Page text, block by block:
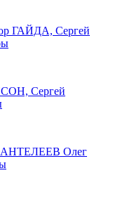
ГАЙДА, Сергей
Сергей
ПАНТЕЛЕЕВ Олег